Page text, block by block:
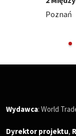
Wydawca: World
Dyrektor projektu,